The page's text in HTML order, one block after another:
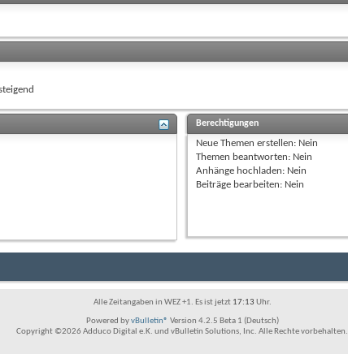
Berechtigungen
Neue Themen erstellen: Nein
Themen beantworten: Nein
Anhänge hochladen: Nein
Beiträge bearbeiten: Nein
Alle Zeitangaben in WEZ +1. Es ist jetzt 17:13 Uhr.
Powered byvBulletin® Version 4.2.5 Beta 1 (Deutsch)
Copyright ©2026 Adduco Digital e.K. und vBulletin Solutions, Inc. Alle Rechte vorbehalten.